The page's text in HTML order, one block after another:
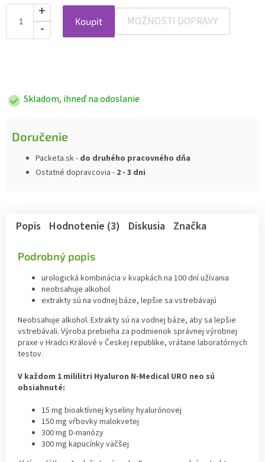
Koupit MOŽNOSTI DOPRAVY
Skladom, ihneď na odoslanie
Doručenie
Packeta.sk - do druhého pracovného dňa
Ostatné dopravcovia - 2 - 3 dni
Popis Hodnotenie (3) Diskusia Značka
Podrobný popis
urologická kombinácia v kvapkách na 100 dní užívania
neobsahuje alkohol
extrakty sú na vodnej báze, lepšie sa vstrebávajú
Neobsahuje alkohol. Extrakty sú na vodnej báze, aby sa lepšie
vstrebávali. Výroba prebieha za podmienok správnej výrobnej
praxe v Hradci Králové v Českej republike, vrátane laboratórnych
testov.
V každom 1 mililitri Hyaluron N-Medical URO neo sú
obsiahnuté:
15 mg bioaktívnej kyseliny hyalurónovej
150 mg vŕbovky malokvetej
300 mg D-manózy
300 mg kapucínky väčšej